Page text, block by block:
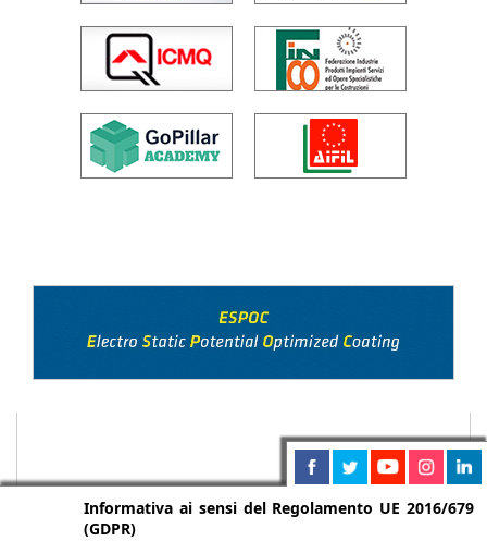
Informativa ai sensi del Regolamento UE 2016/679
(GDPR)